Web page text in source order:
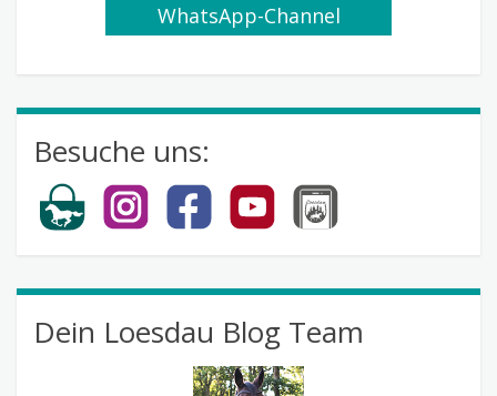
WhatsApp-Channel
Besuche uns:
Dein Loesdau Blog Team